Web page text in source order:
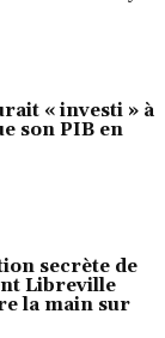
« investi » à
son PIB en
secrète de
Libreville
la main sur